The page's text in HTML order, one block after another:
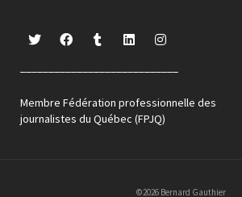
Membre Fédération professionnelle des
journalistes du Québec (FPJQ)
©2026 Bernard Gauthier